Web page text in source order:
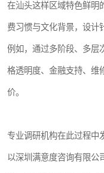
在汕头这样区域特色鲜明
费习惯与文化背景，设计
例如，通过多阶段、多层
格透明度、金融支持、维
价。
专业调研机构在此过程中
以深圳满意度咨询有限公